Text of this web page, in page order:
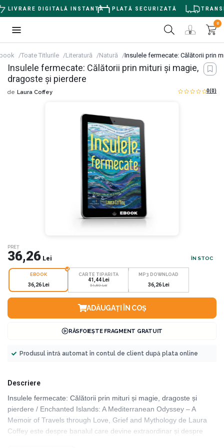
LIVRARE DIGITALĂ INSTANTĂ PLATĂ SECURIZATĂ
0
Toate Titlurile Literatură Natură Insulele fermecate: Călătorii prin
Insulele fermecate: Călătorii prin mituri și magie,
dragoste și pierdere
de Laura Coffey 0(0)
PREȚ
36,26 Lei ÎN STOC
EBOOK
36,26 Lei
CARTE TIPARITA
41,44 Lei
51,80 Lei
MP3 DOWNLOAD
36,26 Lei
ADĂUGAȚI ÎN COȘ
RĂSFOIEȘTE FRAGMENT GRATUIT
Produsul intră automat în contul de client după plata online
Descriere
Insulele fermecate: Călătorii prin mituri și magie, dragoste și
pierdere / Enchanted Islands: A Mediterranean Odyssey – A
Memoir of Travels through Love, Grief and Mythology de Laura
Coffey este despre banalul care devine extraordinar și despre